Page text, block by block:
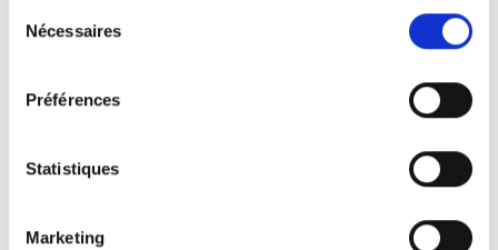
Nécessaires
Préférences
Statistiques
Marketing